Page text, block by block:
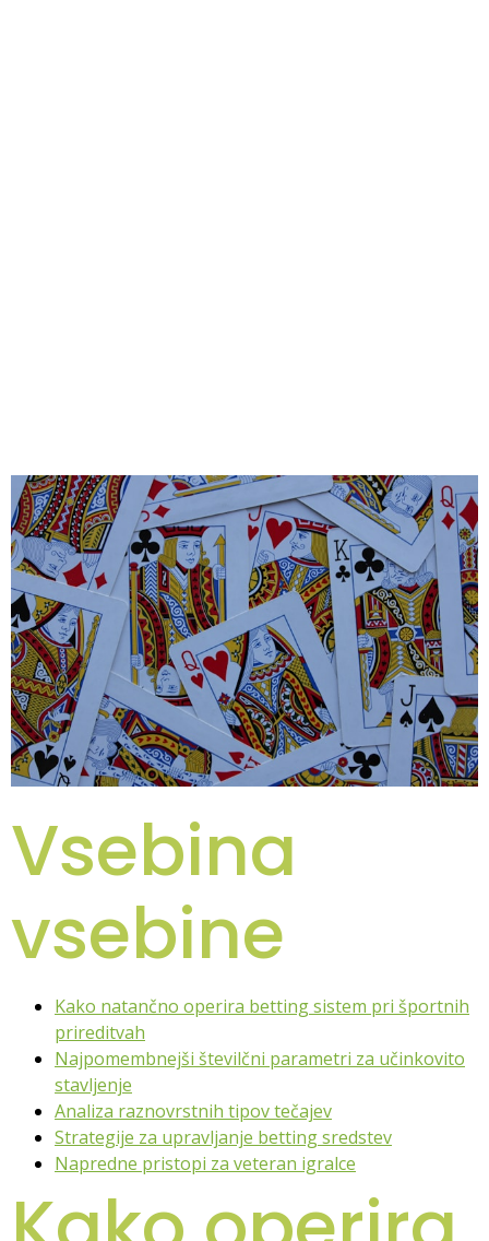
Vsebina
vsebine
Kako natančno operira betting sistem pri športnih
prireditvah
Najpomembnejši številčni parametri za učinkovito
stavljenje
Analiza raznovrstnih tipov tečajev
Strategije za upravljanje betting sredstev
Napredne pristopi za veteran igralce